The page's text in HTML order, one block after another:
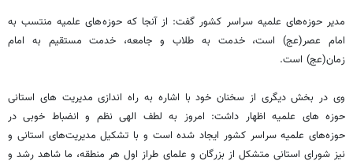
مدیر حوزه‌های علمیه سراسر کشور گفت: از آنجا که حوزه‌های علمیه منتسب به
امام عصر(عج) است، خدمت به طلاب و جامعه، خدمت مستقیم به امام
زمان(عج) است.
وی در بخش دیگری از سخنان خود با اشاره به راه اندازی مدیریت های استانی
حوزه های علمیه اظهار داشت: امروز به لطف الهی نظم و انضباط خوبی در
حوزه‌های علمیه سراسر کشور ایجاد شده است و با تشکیل مدیریت‌های استانی و
نیز شورای‌ استانی متشکل از بزرگان و علمای طراز اول هر منطقه، ما شاهد رشد و